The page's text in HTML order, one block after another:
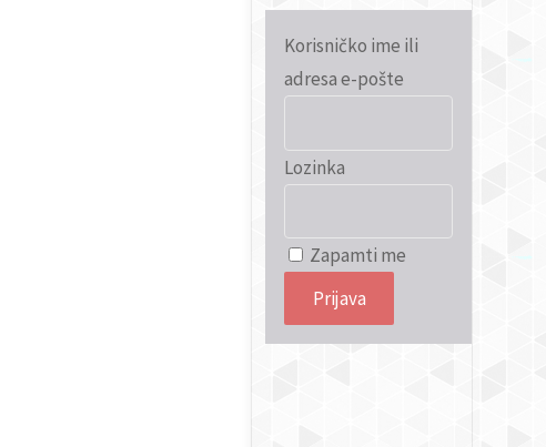
Korisničko ime ili
adresa e-pošte
Lozinka
Zapamti me